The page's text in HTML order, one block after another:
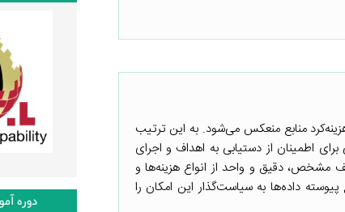
منابع منعکس می‌شود. به این ترتیب
اطمینان از دستیابی به اهداف و اجرای
دقیق و واحد از انواع هزینه‌ها و
داده‌ها به سیاست‌گذار این امکان را
دوره